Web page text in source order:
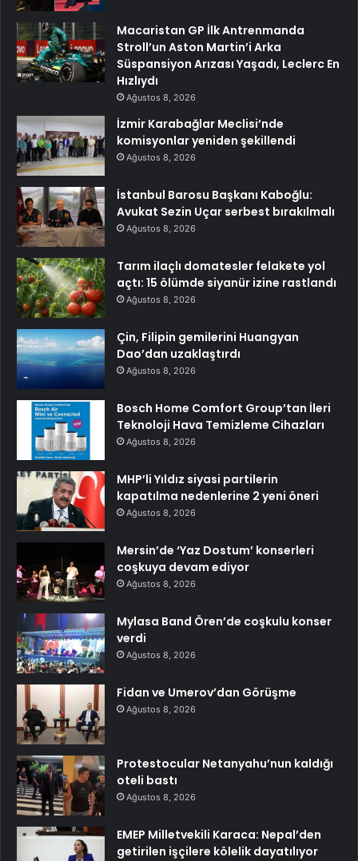
Macaristan GP İlk Antrenmanda
Stroll’un Aston Martin’i Arka
Süspansiyon Arızası Yaşadı, Leclerc En
Hızlıydı
Ağustos 8, 2026
İzmir Karabağlar Meclisi’nde
komisyonlar yeniden şekillendi
Ağustos 8, 2026
İstanbul Barosu Başkanı Kaboğlu:
Avukat Sezin Uçar serbest bırakılmalı
Ağustos 8, 2026
Tarım ilaçlı domatesler felakete yol
açtı: 15 ölümde siyanür izine rastlandı
Ağustos 8, 2026
Çin, Filipin gemilerini Huangyan
Dao’dan uzaklaştırdı
Ağustos 8, 2026
Bosch Home Comfort Group’tan İleri
Teknoloji Hava Temizleme Cihazları
Ağustos 8, 2026
MHP’li Yıldız siyasi partilerin
kapatılma nedenlerine 2 yeni öneri
Ağustos 8, 2026
Mersin’de ‘Yaz Dostum’ konserleri
coşkuya devam ediyor
Ağustos 8, 2026
Mylasa Band Ören’de coşkulu konser
verdi
Ağustos 8, 2026
Fidan ve Umerov’dan Görüşme
Ağustos 8, 2026
Protestocular Netanyahu’nun kaldığı
oteli bastı
Ağustos 8, 2026
EMEP Milletvekili Karaca: Nepal’den
getirilen işçilere kölelik dayatılıyor